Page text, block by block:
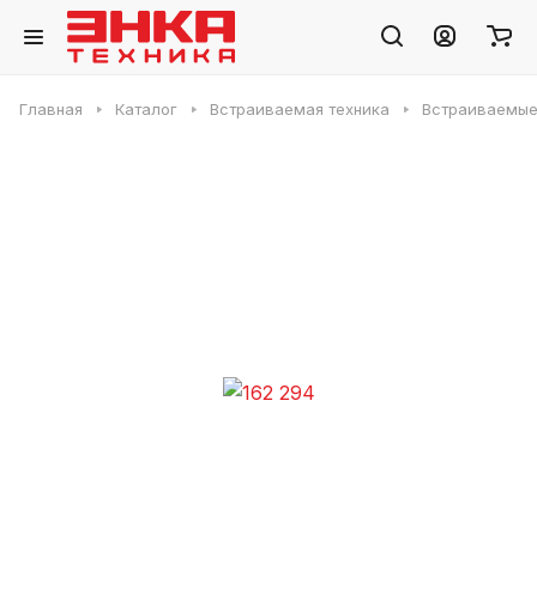
Главная Каталог Встраиваемая техника